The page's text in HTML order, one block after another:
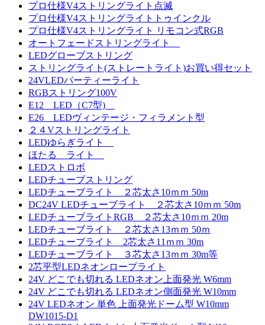
プロ仕様V4ストリングライト点滅
プロ仕様V4ストリングライトトゥインクル
プロ仕様V4ストリングライト リモコン式RGB
オートフェードストリングライト
LEDグローブストリング
ストリングライト(ストレートライト)お買い得セット
24VLEDパーティーライト
RGBストリング100V
E12 LED（C7型)
E26 LEDヴィンテージ・フィラメント型
２４Vストリングライト
LEDゆらぎライト
ほたる ライト
LEDストロボ
LEDチューブストリング
LEDチューブライト ２芯太さ10ｍｍ 50m
DC24V LEDチューブライト ２芯太さ10ｍｍ 50m
LEDチューブライトRGB ２芯太さ10ｍｍ 20m
LEDチューブライト ２芯太さ13ｍｍ 50ｍ
LEDチューブライト 2芯太さ11ｍｍ 30m
LEDチューブライト ３芯太さ13ｍｍ 30m等
2芯平型LEDネオンロープライト
24V どこでも切れる LEDネオン上面発光 W6mm
24V どこでも切れる LEDネオン側面発光 W10mm
24V LEDネオン 単色 上面発光ドーム型 W10mm
DW1015-D1